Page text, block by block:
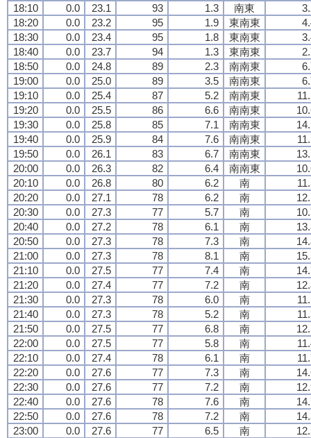
18:10
0.0 23.1 93 1.3 南東
18:20
0.0 23.2 95 1.9 東南東
18:30
0.0 23.4 95 1.8 東南東
18:40
0.0 23.7 94 1.3 東南東
18:50
0.0 24.8 89 2.3 南南東
19:00
0.0 25.0 89 3.5 南南東
19:10
0.0 25.4 87 5.2 南南東
19:20
0.0 25.5 86 6.6 南南東
19:30
0.0 25.8 85 7.1 南南東
19:40
0.0 25.9 84 7.6 南南東
19:50
0.0 26.1 83 6.7 南南東
20:00
0.0 26.3 82 6.4 南南東
20:10
0.0 26.8 80 6.2 南
20:20
0.0 27.1 78 6.2 南
20:30
0.0 27.3 77 5.7 南
20:40
0.0 27.2 78 6.1 南
20:50
0.0 27.3 78 7.3 南
21:00
0.0 27.3 78 8.1 南
21:10
0.0 27.5 77 7.4 南
21:20
0.0 27.4 77 7.2 南
21:30
0.0 27.3 78 6.0 南
21:40
0.0 27.3 78 5.2 南
21:50
0.0 27.5 77 6.8 南
22:00
0.0 27.5 77 5.8 南
22:10
0.0 27.4 78 6.1 南
22:20
0.0 27.6 77 7.3 南
22:30
0.0 27.6 77 7.2 南
22:40
0.0 27.6 78 7.6 南
22:50
0.0 27.6 78 7.2 南
23:00
0.0 27.6 77 6.5 南